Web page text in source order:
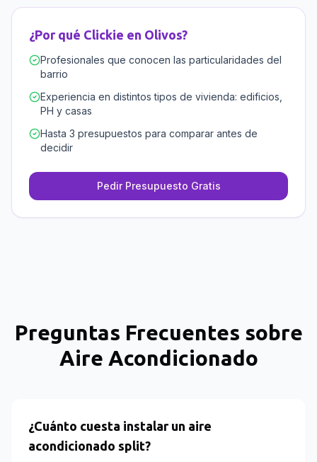
¿Por qué Clickie en Olivos?
Profesionales que conocen las particularidades del
barrio
Experiencia en distintos tipos de vivienda: edificios,
PH y casas
Hasta 3 presupuestos para comparar antes de
decidir
Pedir Presupuesto Gratis
Preguntas Frecuentes sobre
Aire Acondicionado
¿Cuánto cuesta instalar un aire
acondicionado split?